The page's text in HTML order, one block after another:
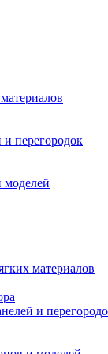
и перегородок
моделей
материалов
и